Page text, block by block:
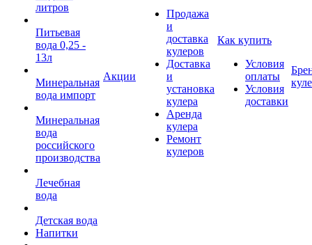
литров
Питьевая
вода 0,25 -
13л
Минеральная
вода импорт
Минеральная
вода
российского
производства
Лечебная
вода
Детская вода
Напитки
Акции
Продажа
и
доставка
кулеров
Доставка
и
установка
кулера
Аренда
кулера
Ремонт
кулеров
Как купить
Условия
оплаты
Условия
доставки